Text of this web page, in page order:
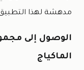
مدهشة لهذا
الوصول إلى
الماكياج